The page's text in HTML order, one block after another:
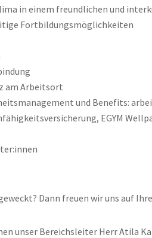
in einem freundlichen und
Fortbildungsmöglichkeiten
am Arbeitsort
und Benefits:
EGYM
Dann freuen wir uns auf
unser Bereichsleiter Herr Atila